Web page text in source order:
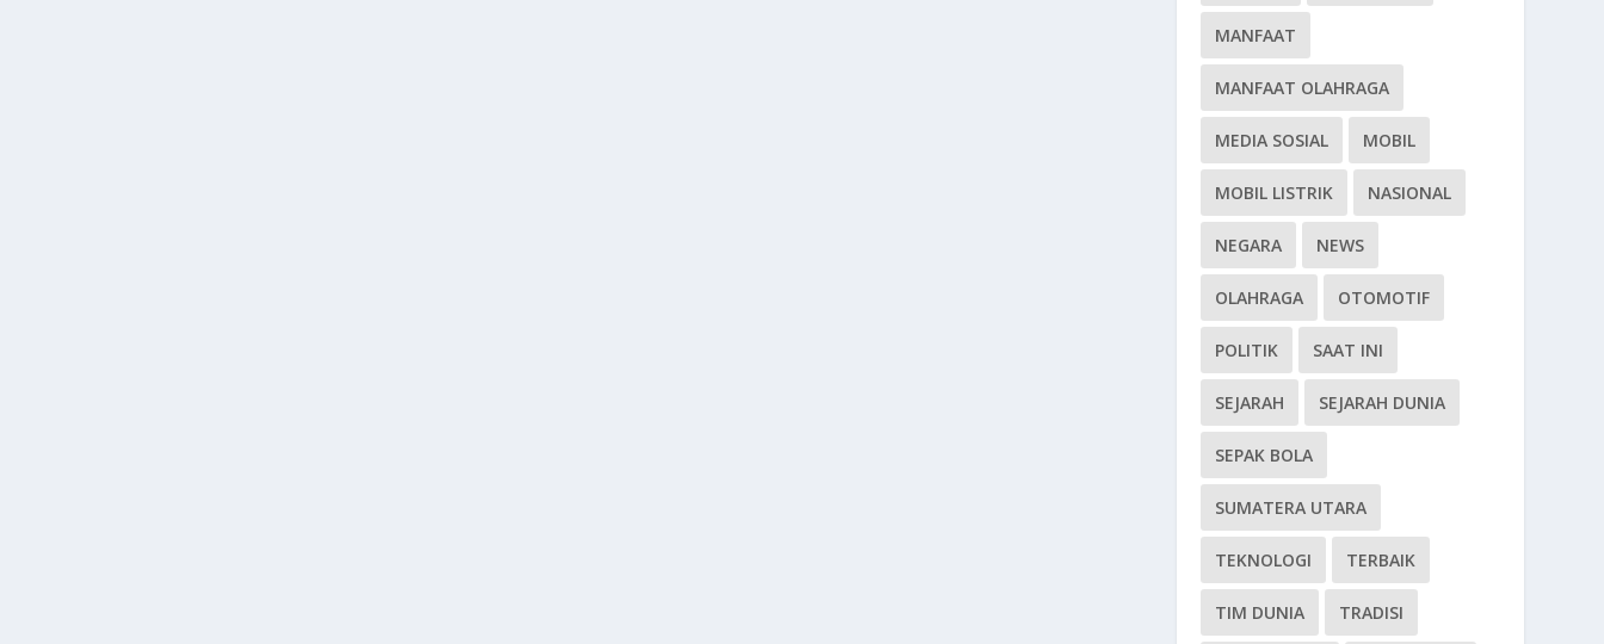
MANFAAT
MANFAAT OLAHRAGA
MEDIA SOSIAL MOBIL
MOBIL LISTRIK NASIONAL
NEGARA NEWS
OLAHRAGA OTOMOTIF
POLITIK SAAT INI
SEJARAH SEJARAH DUNIA
SEPAK BOLA
SUMATERA UTARA
TEKNOLOGI TERBAIK
TIM DUNIA TRADISI